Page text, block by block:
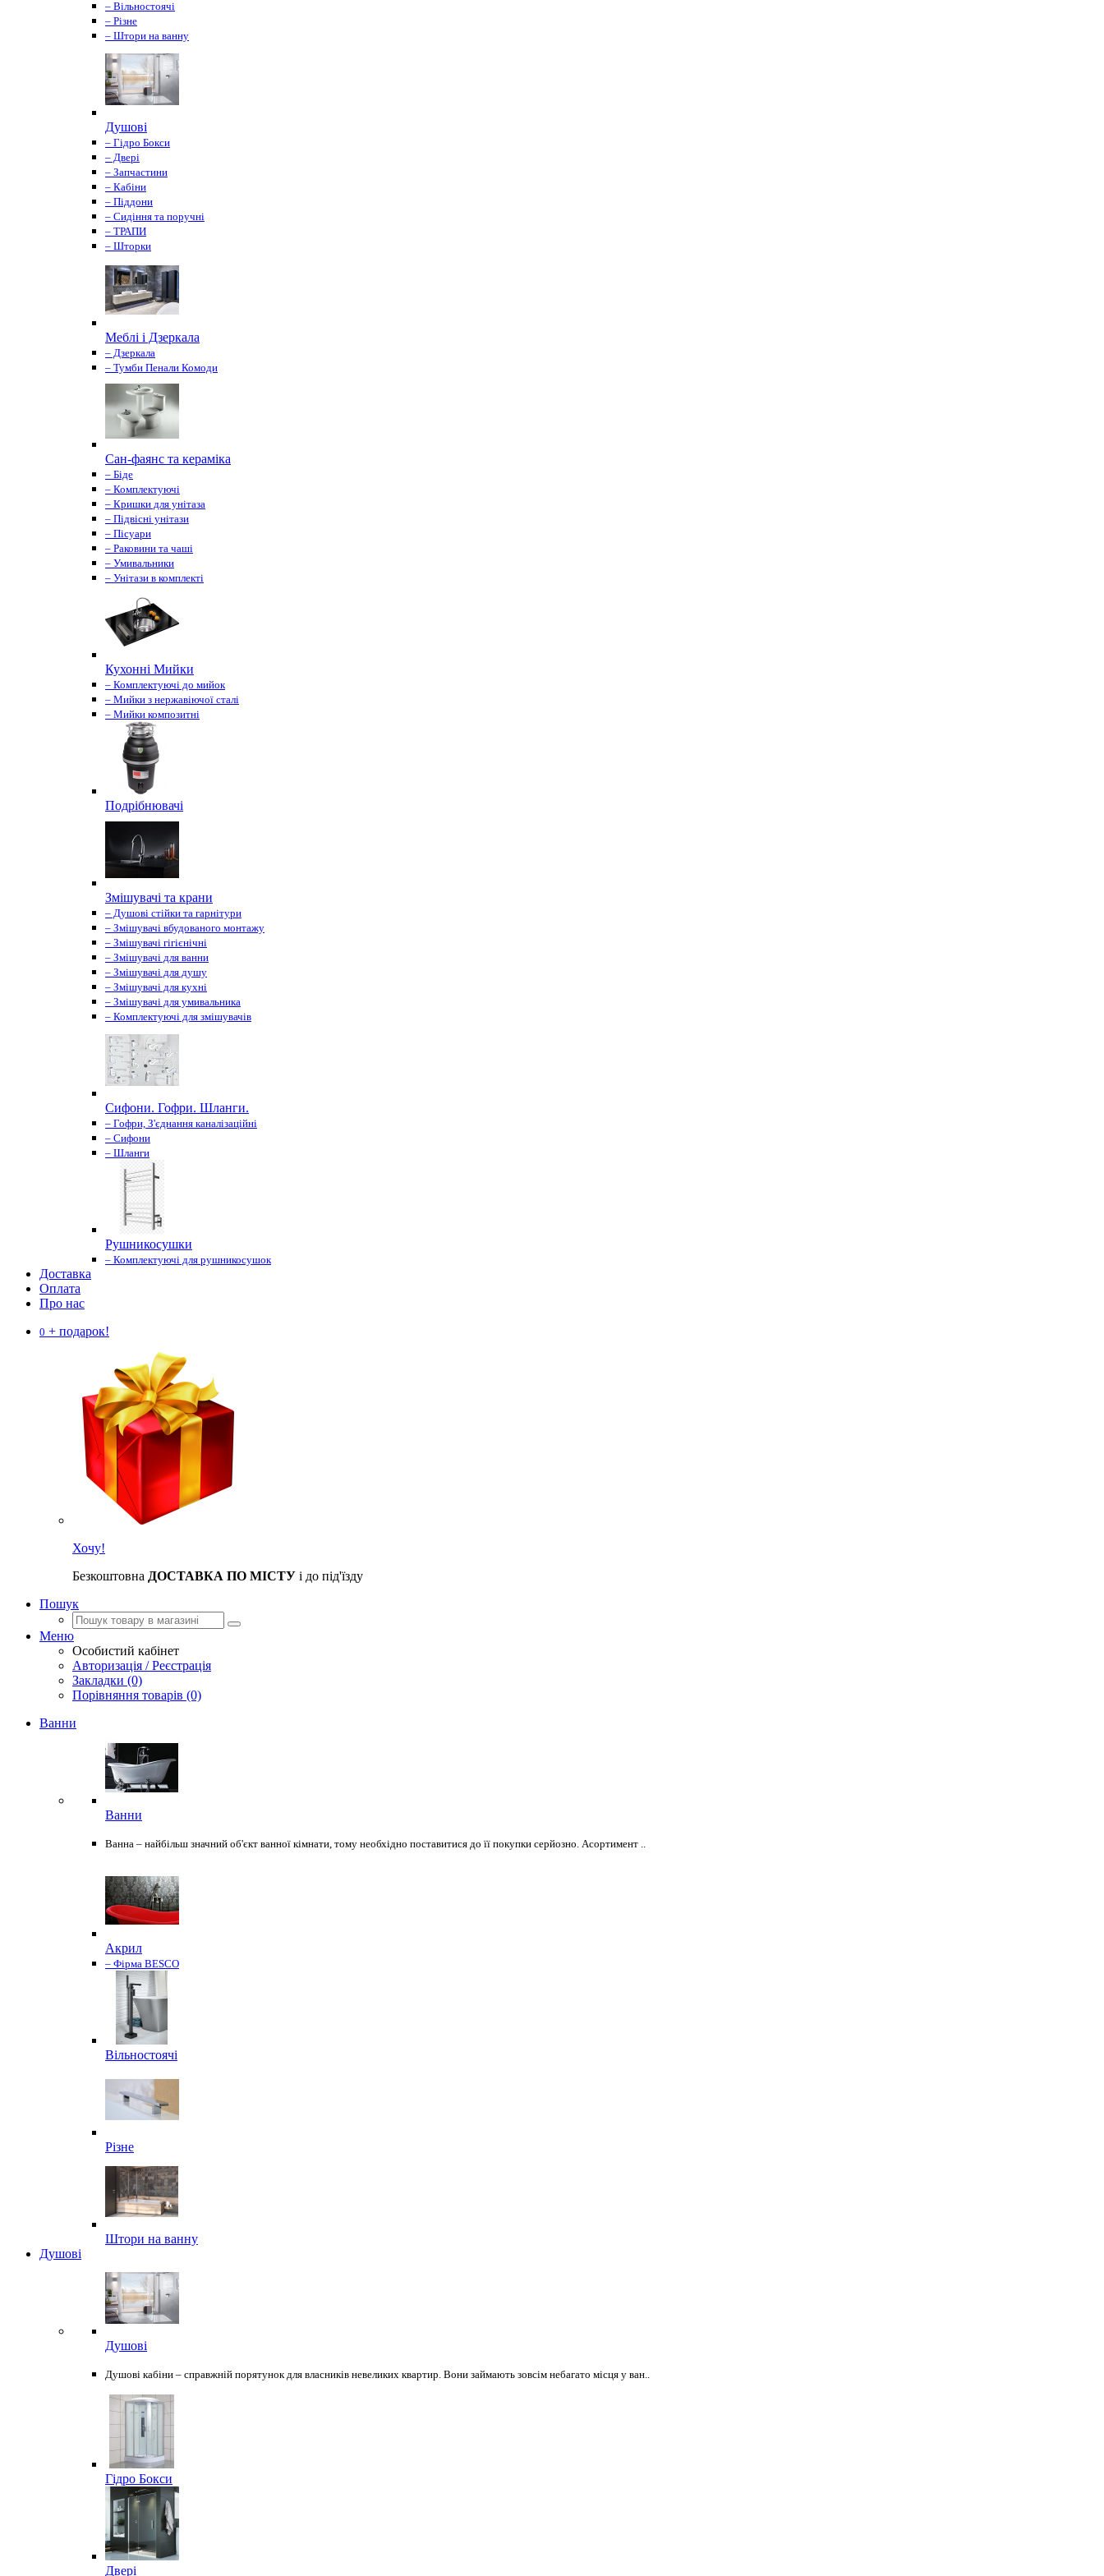
– Вільностоячі
– Різне
– Штори на ванну
Душові
– Гідро Бокси
– Двері
– Запчастини
– Кабіни
– Піддони
– Сидіння та поручні
– ТРАПИ
– Шторки
Меблі і Дзеркала
– Дзеркала
– Тумби Пенали Комоди
Сан-фаянс та кераміка
– Біде
– Комплектуючі
– Кришки для унітаза
– Підвісні унітази
– Пісуари
– Раковини та чаші
– Умивальники
– Унітази в комплекті
Кухонні Мийки
– Комплектуючі до мийок
– Мийки з нержавіючої сталі
– Мийки композитні
Подрібнювачі
Змішувачі та крани
– Душові стійки та гарнітури
– Змішувачі вбудованого монтажу
– Змішувачі гігієнічні
– Змішувачі для ванни
– Змішувачі для душу
– Змішувачі для кухні
– Змішувачі для умивальника
– Комплектуючі для змішувачів
Сифони. Гофри. Шланги.
– Гофри, З'єднання каналізаційні
– Сифони
– Шланги
Рушникосушки
– Комплектуючі для рушникосушок
Доставка
Оплата
Про нас
0 + подарок!
Хочу!
Безкоштовна ДОСТАВКА ПО МІСТУ і до під'їзду
Пошук
Меню
Особистий кабінет
Авторизація / Реєстрація
Закладки (0)
Порівняння товарів (0)
Ванни
Ванни
Ванна – найбільш значний об'єкт ванної кімнати, тому необхідно поставитися до її покупки серйозно. Асортимент ..
Акрил
– Фірма BESCO
Вільностоячі
Різне
Штори на ванну
Душові
Душові
Душові кабіни – справжній порятунок для власників невеликих квартир. Вони займають зовсім небагато місця у ван..
Гідро Бокси
Двері